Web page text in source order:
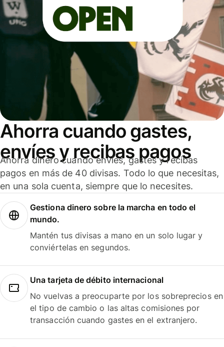
Ahorra cuando gastes,
envíes y recibas pagos
Ahorra dinero cuando envíes, gastes y recibas
pagos en más de 40 divisas. Todo lo que necesitas,
en una sola cuenta, siempre que lo necesites.
Gestiona dinero sobre la marcha en todo el
mundo.
Mantén tus divisas a mano en un solo lugar y
conviértelas en segundos.
Una tarjeta de débito internacional
No vuelvas a preocuparte por los sobreprecios en
el tipo de cambio o las altas comisiones por
transacción cuando gastes en el extranjero.